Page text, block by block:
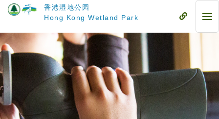
要
内
容
香港湿地公园
Hong Kong Wetland Park
流
流
动